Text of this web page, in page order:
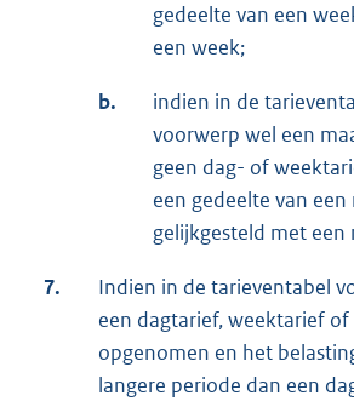
gedeelte van een
een week;
b.
indien in de
voorwerp wel een
geen dag- of
een gedeelte van een
gelijkgesteld met een
7.
Indien in de tarieventabel
een dagtarief, weektarief
opgenomen en het
langere periode dan een